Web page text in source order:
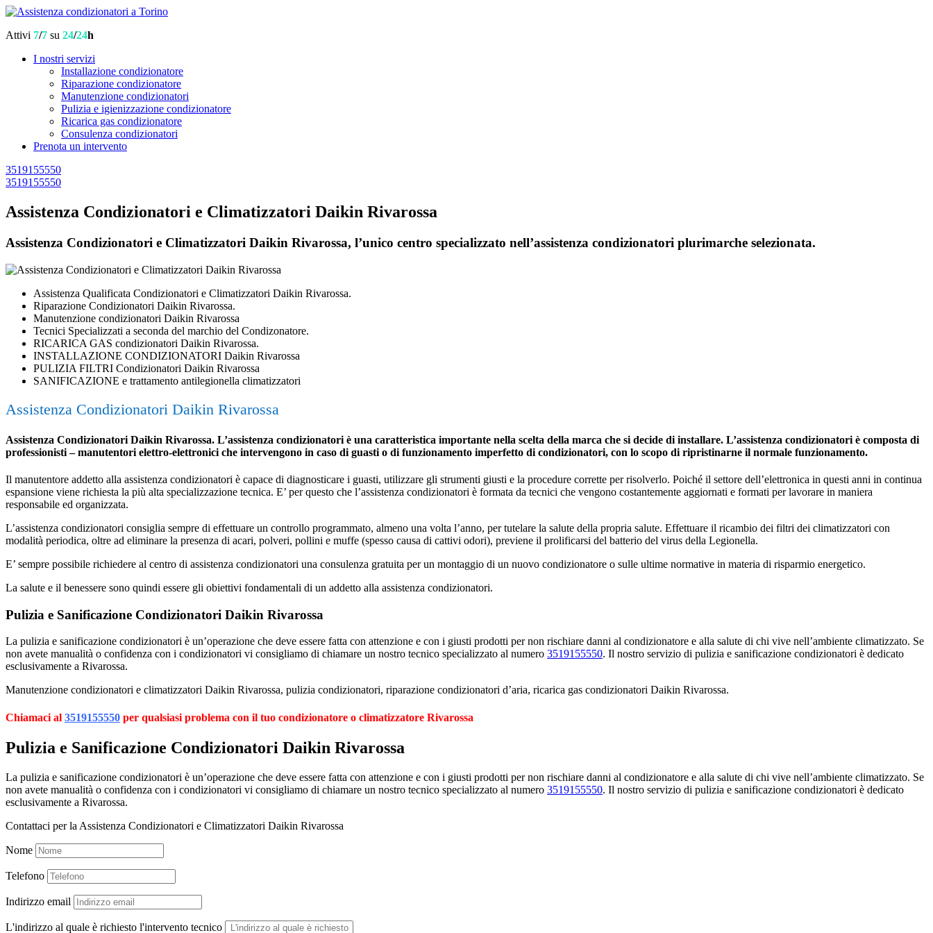
Attivi 7/7 su 24/24h
I nostri servizi
Installazione condizionatore
Riparazione condizionatore
Manutenzione condizionatori
Pulizia e igienizzazione condizionatore
Ricarica gas condizionatore
Consulenza condizionatori
Prenota un intervento
3519155550
3519155550
Assistenza Condizionatori e Climatizzatori Daikin Rivarossa
Assistenza Condizionatori e Climatizzatori Daikin Rivarossa, l’unico centro specializzato nell’assistenza condizionatori plurimarche selezionata.
Assistenza Qualificata Condizionatori e Climatizzatori Daikin Rivarossa.
Riparazione Condizionatori Daikin Rivarossa.
Manutenzione condizionatori Daikin Rivarossa
Tecnici Specializzati a seconda del marchio del Condizonatore.
RICARICA GAS condizionatori Daikin Rivarossa.
INSTALLAZIONE CONDIZIONATORI Daikin Rivarossa
PULIZIA FILTRI Condizionatori Daikin Rivarossa
SANIFICAZIONE e trattamento antilegionella climatizzatori
Assistenza Condizionatori Daikin Rivarossa
Assistenza Condizionatori Daikin Rivarossa. L’assistenza condizionatori è una caratteristica importante nella scelta della marca che si decide di installare. L’assistenza condizionatori è composta di
professionisti – manutentori elettro-elettronici che intervengono in caso di guasti o di funzionamento imperfetto di condizionatori, con lo scopo di ripristinarne il normale funzionamento.
Il manutentore addetto alla assistenza condizionatori è capace di diagnosticare i guasti, utilizzare gli strumenti giusti e la procedure corrette per risolverlo. Poiché il settore dell’elettronica in questi anni in continua
espansione viene richiesta la più alta specializzazione tecnica. E’ per questo che l’assistenza condizionatori è formata da tecnici che vengono costantemente aggiornati e formati per lavorare in maniera
responsabile ed organizzata.
L’assistenza condizionatori consiglia sempre di effettuare un controllo programmato, almeno una volta l’anno, per tutelare la salute della propria salute. Effettuare il ricambio dei filtri dei climatizzatori con
modalità periodica, oltre ad eliminare la presenza di acari, polveri, pollini e muffe (spesso causa di cattivi odori), previene il prolificarsi del batterio del virus della Legionella.
E’ sempre possibile richiedere al centro di assistenza condizionatori una consulenza gratuita per un montaggio di un nuovo condizionatore o sulle ultime normative in materia di risparmio energetico.
La salute e il benessere sono quindi essere gli obiettivi fondamentali di un addetto alla assistenza condizionatori.
Pulizia e Sanificazione Condizionatori Daikin Rivarossa
La pulizia e sanificazione condizionatori è un’operazione che deve essere fatta con attenzione e con i giusti prodotti per non rischiare danni al condizionatore e alla salute di chi vive nell’ambiente climatizzato. Se
non avete manualità o confidenza con i condizionatori vi consigliamo di chiamare un nostro tecnico specializzato al numero 3519155550. Il nostro servizio di pulizia e sanificazione condizionatori è dedicato
esclusivamente a Rivarossa.
Manutenzione condizionatori e climatizzatori Daikin Rivarossa, pulizia condizionatori, riparazione condizionatori d’aria, ricarica gas condizionatori Daikin Rivarossa.
Chiamaci al 3519155550 per qualsiasi problema con il tuo condizionatore o climatizzatore Rivarossa
Pulizia e Sanificazione Condizionatori Daikin Rivarossa
La pulizia e sanificazione condizionatori è un’operazione che deve essere fatta con attenzione e con i giusti prodotti per non rischiare danni al condizionatore e alla salute di chi vive nell’ambiente climatizzato. Se
non avete manualità o confidenza con i condizionatori vi consigliamo di chiamare un nostro tecnico specializzato al numero 3519155550. Il nostro servizio di pulizia e sanificazione condizionatori è dedicato
esclusivamente a Rivarossa.
Contattaci per la Assistenza Condizionatori e Climatizzatori Daikin Rivarossa
Nome
Telefono
Indirizzo email
L'indirizzo al quale è richiesto l'intervento tecnico